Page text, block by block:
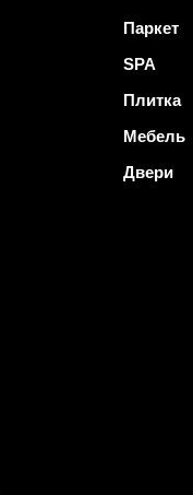
Паркет
SPA
Плитка
Мебель
Двери